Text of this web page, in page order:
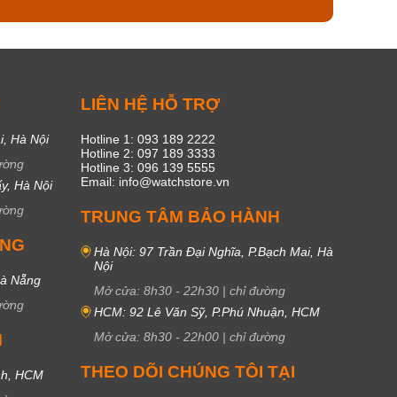
Hà Nội
Hà Nội
Nẵng
HCM
LIÊN HỆ HỖ TRỢ
Hotline 1: 093 189 2222
Hotline 2: 097 189 3333
Hotline 3: 096 139 5555
Email: info@watchstore.vn
TRUNG TÂM BẢO HÀNH
Hà Nội: 97 Trần Đại Nghĩa, P.Bạch Mai, Hà
Nội
Mở cửa: 8h30 - 22h30 | chỉ đường
HCM: 92 Lê Văn Sỹ, P.Phú Nhuận, HCM
Mở cửa: 8h30 - 22h00 | chỉ đường
THEO DÕI CHÚNG TÔI TẠI